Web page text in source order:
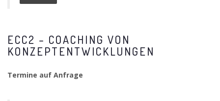
ECC2 – COACHING VON
KONZEPTENTWICKLUNGEN
Termine auf Anfrage